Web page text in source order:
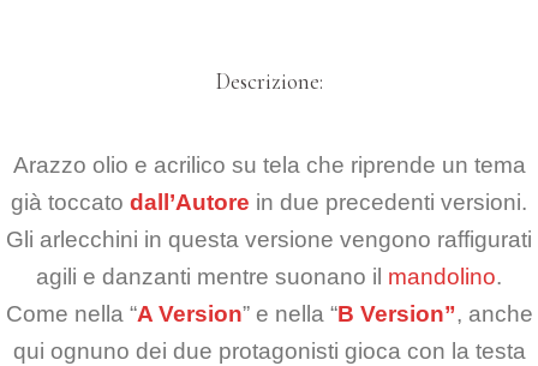
Descrizione:
Arazzo olio e acrilico su tela che riprende un tema
già toccato dall’Autore in due precedenti versioni.
Gli arlecchini in questa versione vengono raffigurati
agili e danzanti mentre suonano il mandolino.
Come nella “A Version” e nella “B Version”, anche
qui ognuno dei due protagonisti gioca con la testa